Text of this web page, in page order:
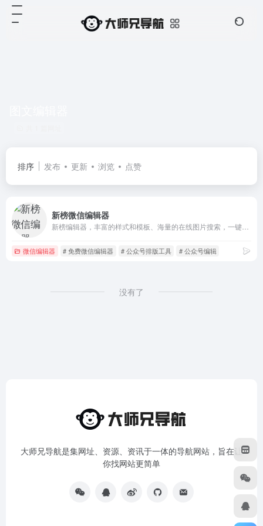
排序 发布 更新 浏览 点赞
新榜微信编辑器
微信编辑器 # 免费微信编辑器 # 公众号排版工具 # 公众号编辑
没有了
大师兄导航是集网址、资源、资讯于一体的导航网站，旨在让
你找网站更简单